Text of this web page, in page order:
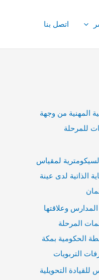
اتصل بنا
المهنية من وجهة
للمرحلة
لمقياس
الذاتية لدى عينة
وعلاقتها
المرحلة
الحكومية بمكة
التربويات
التحويلية